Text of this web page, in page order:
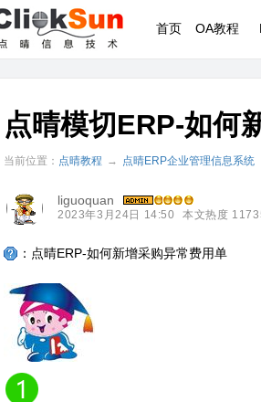
首页 OA教程
点晴模切ERP-如何
当前位置： 点晴教程 → 点晴ERP企业管理信息系统
liguoquan
2023年3月24日 14:50 本文热度
：点晴ERP-如何新增采购异常费用单